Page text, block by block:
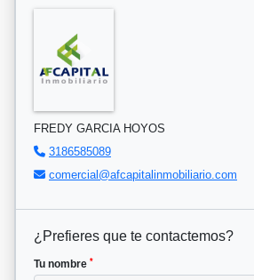
FREDY GARCIA HOYOS
3186585089
comercial@afcapitalinmobiliario.com
¿Prefieres que te contactemos?
Tu nombre *